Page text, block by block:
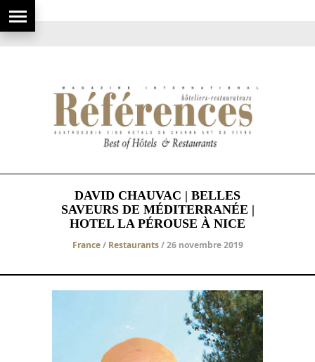
DAVID CHAUVAC | BELLES
SAVEURS DE MÉDITERRANÉE |
HOTEL LA PÉROUSE À NICE
France/ Restaurants/ 26 novembre 2019